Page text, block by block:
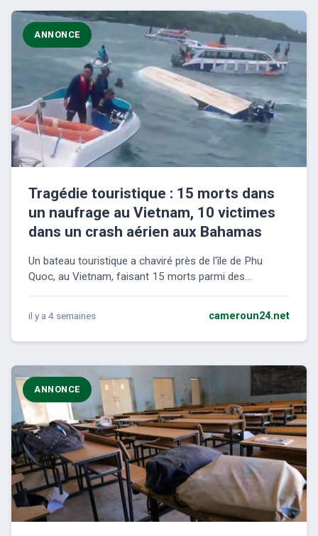
ANNONCE
Tragédie touristique : 15 morts dans
un naufrage au Vietnam, 10 victimes
dans un crash aérien aux Bahamas
Un bateau touristique a chaviré près de l'île de Phu
Quoc, au Vietnam, faisant 15 morts parmi des...
il y a 4 semaines cameroun24.net
ANNONCE